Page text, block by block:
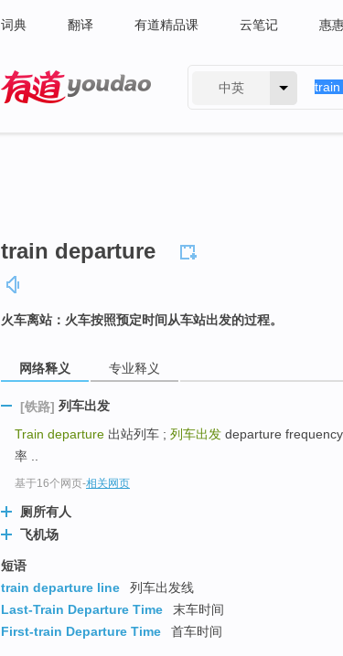
词典 翻译 有道精品课 云笔记 惠
中英
train departure
火车离站：火车按照预定时间从车站出发的过程。
网络释义 专业释义
[铁路] 列车出发
Train departure 出站列车 ; 列车出发 departure
率 ..
基于16个网页-相关网页
厕所有人
飞机场
短语
train departure line
列车出发线
Last-Train Departure Time
末车时间
First-train Departure Time
首车时间